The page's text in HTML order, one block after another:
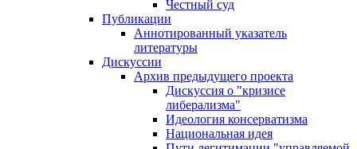
Честный суд
Публикации
Аннотированный указатель
литературы
Дискуссии
Архив предыдущего проекта
Дискуссия о "кризисе
либерализма"
Идеология консерватизма
Национальная идея